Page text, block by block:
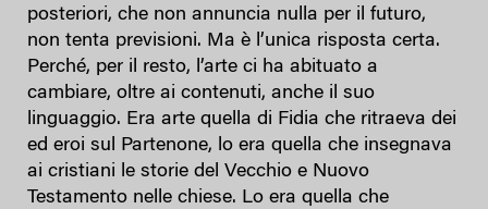
posteriori, che non annuncia nulla per il futuro,
non tenta previsioni. Ma è l’unica risposta certa.
Perché, per il resto, l’arte ci ha abituato a
cambiare, oltre ai contenuti, anche il suo
linguaggio. Era arte quella di Fidia che ritraeva dei
ed eroi sul Partenone, lo era quella che insegnava
ai cristiani le storie del Vecchio e Nuovo
Testamento nelle chiese. Lo era quella che